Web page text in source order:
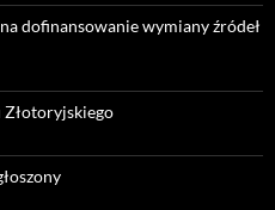
dofinansowanie wymiany źródeł
Złotoryjskiego